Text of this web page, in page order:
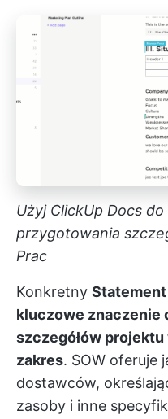
Użyj ClickUp Docs
przygotowania
Prac
Konkretny Statement
kluczowe znaczenie
szczegółów
zakres. SOW oferuje
dostawców,
zasoby i inne